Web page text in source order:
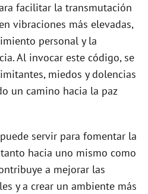
facilitar la transmutación
vibraciones más elevadas,
personal y la
Al invocar este código, se
miedos y dolencias
un camino hacia la paz
servir para fomentar la
hacia uno mismo como
a mejorar las
y a crear un ambiente más